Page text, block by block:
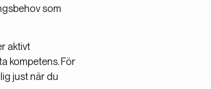
som
aktivt
kompetens. För
just när du